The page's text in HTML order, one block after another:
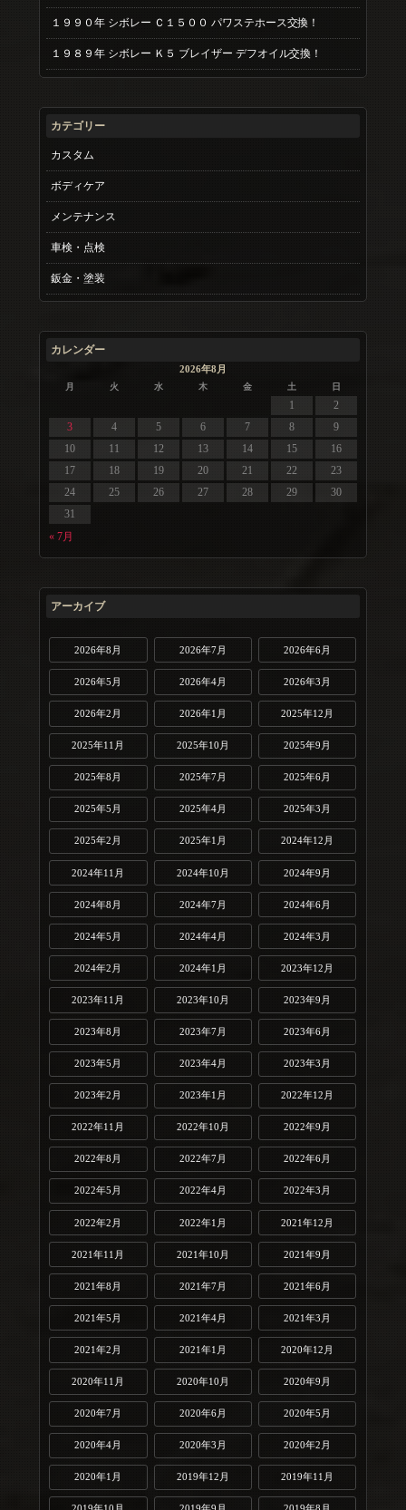
１９９０年 シボレー Ｃ１５００ パワステホース交換！
１９８９年 シボレー Ｋ５ ブレイザー デフオイル交換！
カテゴリー
カスタム
ボディケア
メンテナンス
車検・点検
鈑金・塗装
カレンダー
2026年8月
月 火 水 木 金 土 日
« 7月
1
2
3
4 5 6 7 8
9
10
11 12 13 14 15
16
17
18 19 20 21 22
23
24
25 26 27 28 29
30
31
アーカイブ
2026年8月 2026年7月 2026年6月
2026年5月 2026年4月 2026年3月
2026年2月 2026年1月 2025年12月
2025年11月 2025年10月 2025年9月
2025年8月 2025年7月 2025年6月
2025年5月 2025年4月 2025年3月
2025年2月 2025年1月 2024年12月
2024年11月 2024年10月 2024年9月
2024年8月 2024年7月 2024年6月
2024年5月 2024年4月 2024年3月
2024年2月 2024年1月 2023年12月
2023年11月 2023年10月 2023年9月
2023年8月 2023年7月 2023年6月
2023年5月 2023年4月 2023年3月
2023年2月 2023年1月 2022年12月
2022年11月 2022年10月 2022年9月
2022年8月 2022年7月 2022年6月
2022年5月 2022年4月 2022年3月
2022年2月 2022年1月 2021年12月
2021年11月 2021年10月 2021年9月
2021年8月 2021年7月 2021年6月
2021年5月 2021年4月 2021年3月
2021年2月 2021年1月 2020年12月
2020年11月 2020年10月 2020年9月
2020年7月 2020年6月 2020年5月
2020年4月 2020年3月 2020年2月
2020年1月 2019年12月 2019年11月